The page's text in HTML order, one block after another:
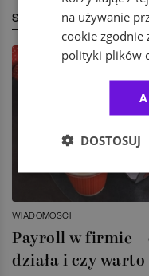
STREFA EKSPERTA
WIADOMOŚCI
Payroll w firmie
działa i czy warto
na używanie
cookie zgodnie
polityki plików
DOSTOSUJ